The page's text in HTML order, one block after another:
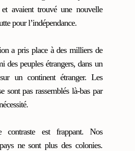
et avaient trouvé une nouvelle
pour l’indépendance.
a pris place à des milliers de
des peuples étrangers, dans un
un continent étranger. Les
sont pas rassemblés là-bas par
contraste est frappant. Nos
ne sont plus des colonies.